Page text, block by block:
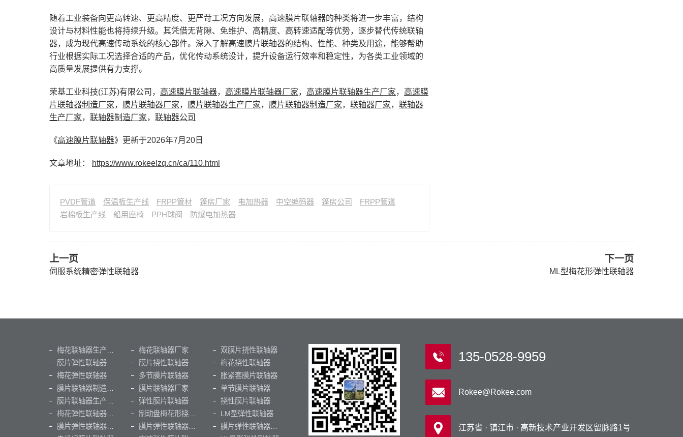
随着工业装备向更高转速、更高精度、更严苛工况方向发展，高速膜片联轴器的种类将进一步丰富，结构
设计与材料性能也将持续升级。其凭借无背隙、免维护、高精度、高转速适配等优势，逐步替代传统联轴
器，成为现代高速传动系统的核心部件。深入了解高速膜片联轴器的结构、性能、种类及用途，能够帮助
行业根据实际工况选择合适的产品，优化传动系统设计，提升设备运行效率和稳定性，为各类工业领域的
高质量发展提供有力支撑。
荣基工业科技(江苏)有限公司， 高速膜片联轴器， 高速膜片联轴器厂家， 高速膜片联轴器生产厂家， 高速膜
片联轴器制造厂家， 膜片联轴器厂家， 膜片联轴器生产厂家， 膜片联轴器制造厂家， 联轴器厂家， 联轴器
生产厂家， 联轴器制造厂家， 联轴器公司
《高速膜片联轴器》更新于2026年7月20日
文章地址： https://www.rokeelzq.cn/ca/110.html
PVDF管道 保温板生产线 FRPP管材 篷房厂家 电加热器 中空编码器 篷房公司
FRPP管道
岩棉板生产线
船用座椅 PPH球阀 防爆电加热器
上一页
伺服系统精密弹性联轴器
下一页
ML型梅花形弹性联轴器
梅花联轴器厂家
双膜片挠性联轴器
膜片弹性联轴器
膜片挠性联轴器
梅花挠性联轴器
梅花弹性联轴器
多节膜片联轴器
胀紧套膜片联轴器
膜片联轴器厂家
单节膜片联轴器
弹性膜片联轴器
挠性膜片联轴器
LM型弹性联轴器
135-0528-9959
Rokee@Rokee.com
江苏省 · 镇江市 · 高新技术产业开发区留脉路1号